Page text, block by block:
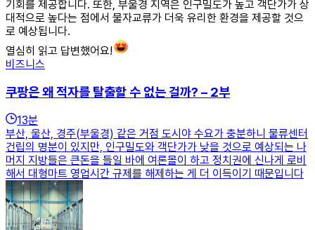
기회를 제공합니다. 또한, 부울경 지역은 인구밀도가 높고 객단가가 상
대적으로 높다는 점에서 물자교류가 더욱 유리한 환경을 제공할 것으
로 예상됩니다.
열심히 읽고 답변했어요!
비즈니스
쿠팡은 왜 적자를 탈출할 수 없는 걸까? – 2부
13분
부산, 울산, 경주(부울경) 같은 거점 도시야 수요가 충분하니 물류센터
건립의 명분이 있지만, 인구밀도와 객단가가 낮을 것으로 예상되는 나
머지 지방들은 큰돈을 들일 바에 여론몰이 하고 정치권에 신나게 로비
해서 대형마트 영업시간 규제를 해제하는 게 더 이득이기 때문입니다